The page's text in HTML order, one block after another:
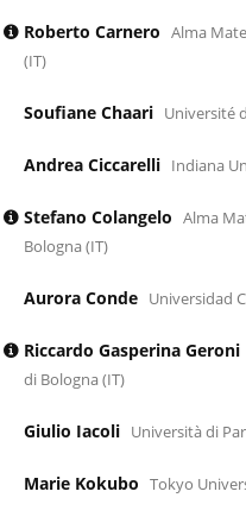
Roberto Carnero Alma
(IT)
Soufiane Chaari Université
Andrea Ciccarelli Indiana
Stefano Colangelo Alma
Bologna (IT)
Aurora Conde Universidad
Riccardo Gasperina Geroni
di Bologna (IT)
Giulio Iacoli Università di
Marie Kokubo Tokyo